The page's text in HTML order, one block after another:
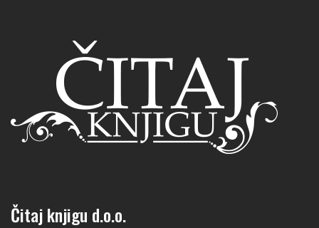
Čitaj knjigu d.o.o.